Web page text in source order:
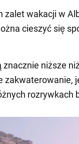
zalet wakacji w
cieszyć się
znacznie niższe
zakwaterowanie,
rozrywkach